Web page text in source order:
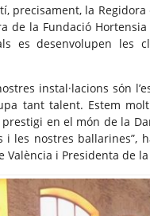
precisament, la Regidora
de la Fundació Hortensia
es desenvolupen les
instal·lacions són
tant talent. Estem
en el món de la
les nostres ballarines”,
València i Presidenta de